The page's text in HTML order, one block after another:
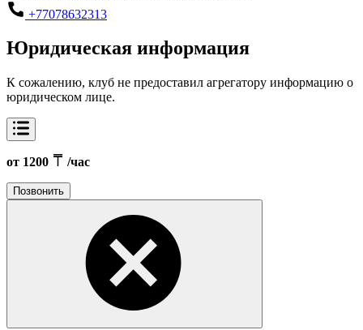
+77078632313
Юридическая информация
К сожалению, клуб не предоставил агрегатору информацию о
юридическом лице.
от 1200 /час
Позвонить